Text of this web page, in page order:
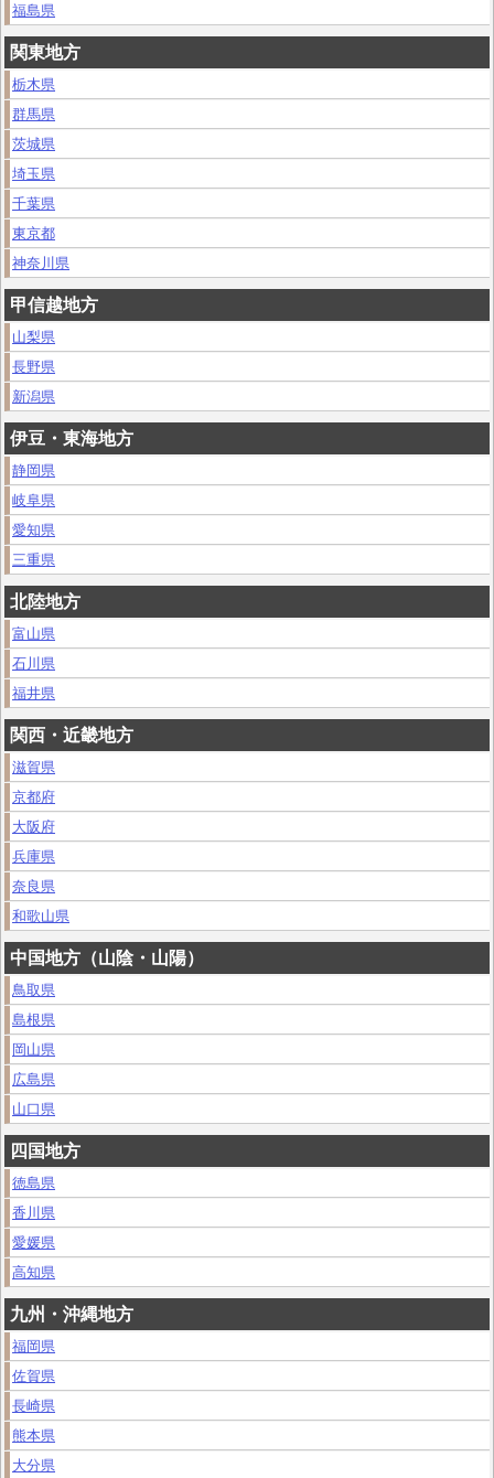
福島県
関東地方
栃木県
群馬県
茨城県
埼玉県
千葉県
東京都
神奈川県
甲信越地方
山梨県
長野県
新潟県
伊豆・東海地方
静岡県
岐阜県
愛知県
三重県
北陸地方
富山県
石川県
福井県
関西・近畿地方
滋賀県
京都府
大阪府
兵庫県
奈良県
和歌山県
中国地方（山陰・山陽）
鳥取県
島根県
岡山県
広島県
山口県
四国地方
徳島県
香川県
愛媛県
高知県
九州・沖縄地方
福岡県
佐賀県
長崎県
熊本県
大分県